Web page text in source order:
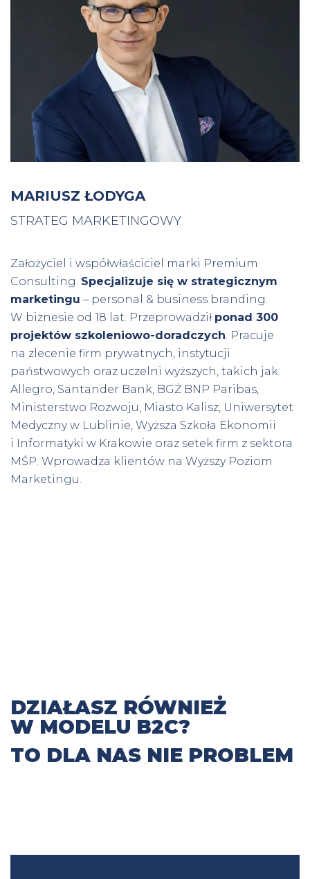
MARIUSZ ŁODYGA
STRATEG MARKETINGOWY
Założyciel i współwłaściciel marki Premium
Consulting. Specjalizuje się w strategicznym
marketingu – personal & business branding.
W biznesie od 18 lat. Przeprowadził ponad 300
projektów szkoleniowo-doradczych . Pracuje
na zlecenie firm prywatnych, instytucji
państwowych oraz uczelni wyższych, takich jak:
Allegro, Santander Bank, BGŻ BNP Paribas,
Ministerstwo Rozwoju, Miasto Kalisz, Uniwersytet
Medyczny w Lublinie, Wyższa Szkoła Ekonomii
i Informatyki w Krakowie oraz setek firm z sektora
MŚP. Wprowadza klientów na Wyższy Poziom
Marketingu.
DZIAŁASZ RÓWNIEŻ
W MODELU B2C?
TO DLA NAS NIE PROBLEM